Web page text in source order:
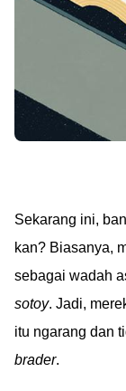
Sekarang ini,
kan? Biasanya,
sebagai wadah
sotoy. Jadi,
itu ngarang dan
brader.